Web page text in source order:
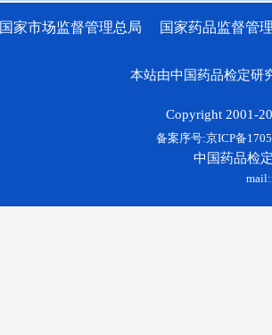
国家市场监督管理总局 国家药品监督管
本站由中国药品检定研
Copyright 2001-
备案序号:京ICP备
中国药品检